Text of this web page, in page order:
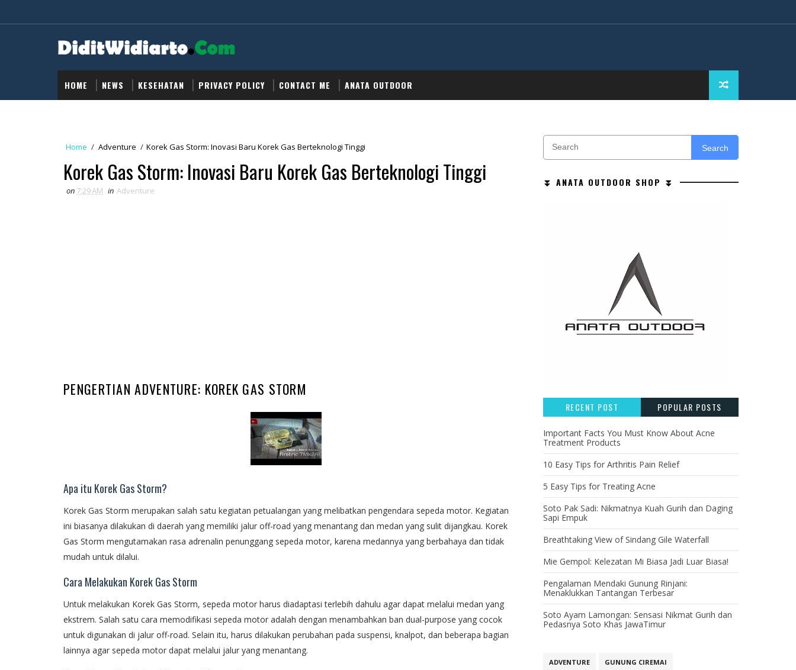
HOME NEWS KESEHATAN PRIVACY POLICY CONTACT ME ANATA OUTDOOR
Home / Adventure / Korek Gas Storm: Inovasi Baru Korek Gas Berteknologi Tinggi
Korek Gas Storm: Inovasi Baru Korek Gas Berteknologi Tinggi
on 7:29 AM in Adventure
PENGERTIAN ADVENTURE: KOREK GAS STORM
Apa itu Korek Gas Storm?
Korek Gas Storm merupakan salah satu kegiatan petualangan yang melibatkan pengendara sepeda motor. Kegiatan
ini biasanya dilakukan di daerah yang memiliki jalur off-road yang menantang dan medan yang sulit dijangkau. Korek
Gas Storm mengutamakan rasa adrenalin penunggang sepeda motor, karena medannya yang berbahaya dan tidak
mudah untuk dilalui.
Cara Melakukan Korek Gas Storm
Untuk melakukan Korek Gas Storm, sepeda motor harus diadaptasi terlebih dahulu agar dapat melalui medan yang
ekstrem. Salah satu cara memodifikasi sepeda motor adalah dengan menambahkan ban dual-purpose yang cocok
untuk digunakan di jalur off-road. Selain itu, harus dilakukan perubahan pada suspensi, knalpot, dan beberapa bagian
lainnya agar sepeda motor dapat melalui jalur yang menantang.
Search
⏬ ANATA OUTDOOR SHOP ⏬
RECENT POST POPULAR POSTS
Important Facts You Must Know About Acne
Treatment Products
10 Easy Tips for Arthritis Pain Relief
5 Easy Tips for Treating Acne
Soto Pak Sadi: Nikmatnya Kuah Gurih dan Daging
Sapi Empuk
Breathtaking View of Sindang Gile Waterfall
Mie Gempol: Kelezatan Mi Biasa Jadi Luar Biasa!
Pengalaman Mendaki Gunung Rinjani:
Menaklukkan Tantangan Terbesar
Soto Ayam Lamongan: Sensasi Nikmat Gurih dan
Pedasnya Soto Khas JawaTimur
ADVENTURE GUNUNG CIREMAI